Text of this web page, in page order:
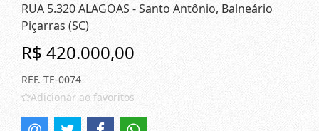
RUA 5.320 ALAGOAS - Santo Antônio, Balneário
Piçarras (SC)
R$ 420.000,00
REF. TE-0074
Adicionar ao favoritos